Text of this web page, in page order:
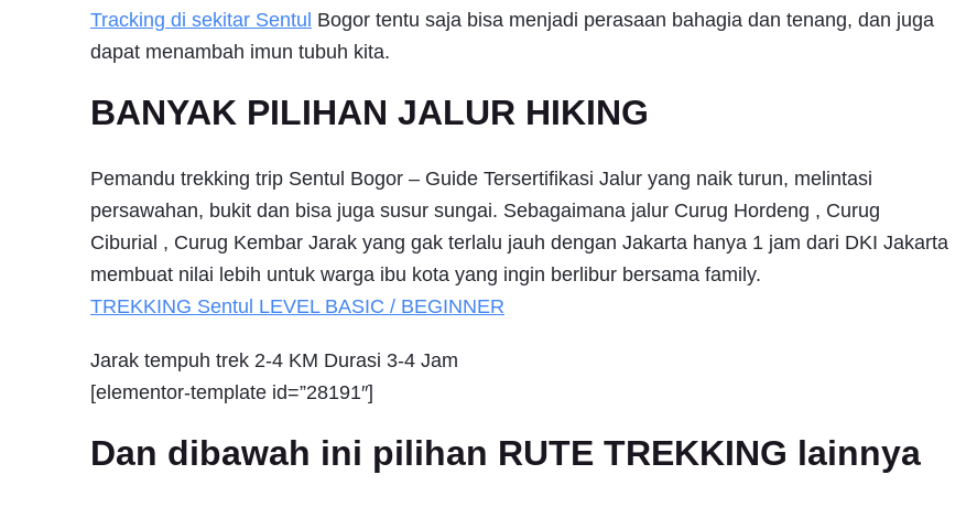
Tracking di sekitar Sentul Bogor tentu saja bisa menjadi perasaan bahagia dan tenang, dan juga
dapat menambah imun tubuh kita.
BANYAK PILIHAN JALUR HIKING
Pemandu trekking trip Sentul Bogor – Guide Tersertifikasi Jalur yang naik turun, melintasi
persawahan, bukit dan bisa juga susur sungai. Sebagaimana jalur Curug Hordeng , Curug
Ciburial , Curug Kembar Jarak yang gak terlalu jauh dengan Jakarta hanya 1 jam dari DKI Jakarta
membuat nilai lebih untuk warga ibu kota yang ingin berlibur bersama family.
TREKKING Sentul LEVEL BASIC / BEGINNER
Jarak tempuh trek 2-4 KM Durasi 3-4 Jam
[elementor-template id=”28191″]
Dan dibawah ini pilihan RUTE TREKKING lainnya